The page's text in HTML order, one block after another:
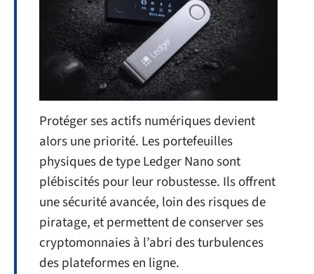
Protéger ses actifs numériques devient
alors une priorité. Les portefeuilles
physiques de type Ledger Nano sont
plébiscités pour leur robustesse. Ils offrent
une sécurité avancée, loin des risques de
piratage, et permettent de conserver ses
cryptomonnaies à l’abri des turbulences
des plateformes en ligne.